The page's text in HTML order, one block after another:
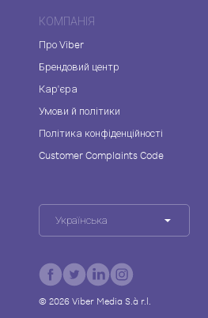
КОМПАНІЯ
Про Viber
Брендовий центр
Кар'єра
Умови й політики
Політика конфіденційності
Customer Complaints Code
Українська
© 2026Viber Media S.à r.l.